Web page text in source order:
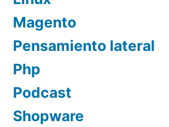
Magento
Pensamiento lateral
Php
Podcast
Shopware